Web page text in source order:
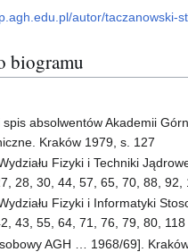
autor/taczanowski-
biogramu
spis absolwentów Akademii
Kraków 1979, s. 127
Fizyki i Techniki
28, 30, 44, 57, 65, 70, 88, 92,
Fizyki i Informatyki
43, 55, 64, 71, 76, 79, 80, 118
AGH … 1968/69].